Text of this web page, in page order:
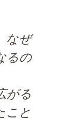
なぜ
るの
がる
こと